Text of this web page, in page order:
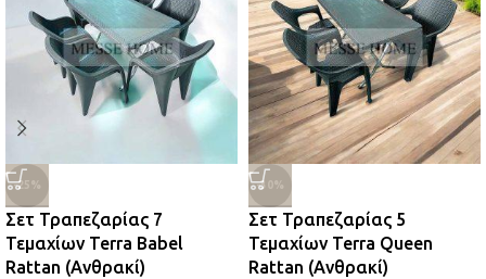
-25%
Σετ Τραπεζαρίας 7
Τεμαχίων Terra Babel
Rattan (Ανθρακί)
-30%
Σετ Τραπεζαρίας 5
Τεμαχίων Terra Queen
Rattan (Ανθρακί)